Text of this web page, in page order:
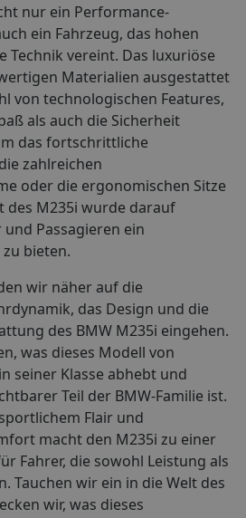
nur ein Performance-
ein Fahrzeug, das hohen
vereint. Das luxuriöse
Materialien ausgestattet
von technologischen Features,
als auch die Sicherheit
das fortschrittliche
zahlreichen
oder die ergonomischen Sitze
des M235i wurde darauf
Passagieren ein
bieten.
wir näher auf die
das Design und die
des BMW M235i eingehen.
was dieses Modell von
seiner Klasse abhebt und
Teil der BMW-Familie ist.
Flair und
macht den M235i zu einer
Fahrer, die sowohl Leistung als
Tauchen wir ein in die Welt des
wir, was dieses